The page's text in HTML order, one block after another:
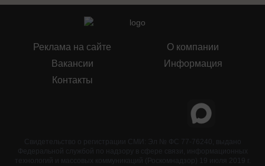
Реклама на сайте
Вакансии
Контакты
О компании
Информация
Свидетельство о регистрации СМИ: Эл № ФС 77-76240, выдано
Федеральной службой по надзору в сфере связи, информационных
технологий и массовых коммуникаций (Роскомнадзор) 19 июля 2019 г.